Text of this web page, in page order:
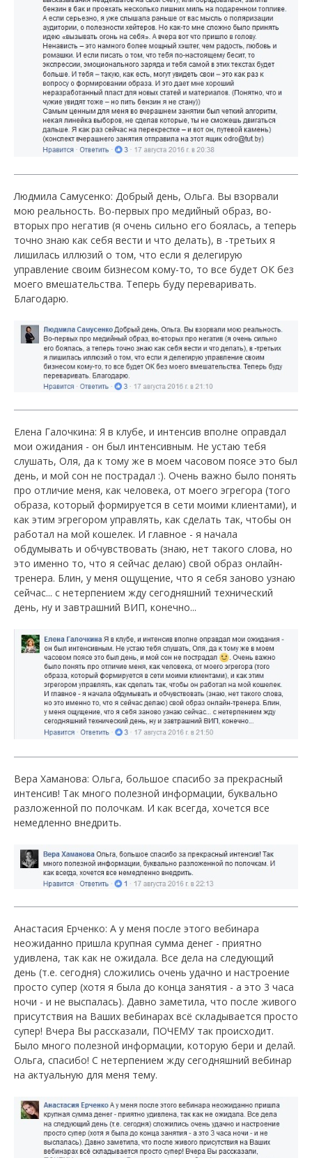
Людмила Самусенко: Добрый день, Ольга. Вы взорвали
мою реальность. Во-первых про медийный образ, во-
вторых про негатив (я очень сильно его боялась, а теперь
точно знаю как себя вести и что делать), в -третьих я
лишилась иллюзий о том, что если я делегирую
управление своим бизнесом кому-то, то все будет ОК без
моего вмешательства. Теперь буду переваривать.
Благодарю.
Елена Галочкина: Я в клубе, и интенсив вполне оправдал
мои ожидания - он был интенсивным. Не устаю тебя
слушать, Оля, да к тому же в моем часовом поясе это был
день, и мой сон не пострадал :). Очень важно было понять
про отличие меня, как человека, от моего эгрегора (того
образа, который формируется в сети моими клиентами), и
как этим эгрегором управлять, как сделать так, чтобы он
работал на мой кошелек. И главное - я начала
обдумывать и обчувствовать (знаю, нет такого слова, но
это именно то, что я сейчас делаю) свой образ онлайн-
тренера. Блин, у меня ощущение, что я себя заново узнаю
сейчас... с нетерпением жду сегодняшний технический
день, ну и завтрашний ВИП, конечно...
Вера Хаманова: Ольга, большое спасибо за прекрасный
интенсив! Так много полезной информации, буквально
разложенной по полочкам. И как всегда, хочется все
немедленно внедрить.
Анастасия Ерченко: А у меня после этого вебинара
неожиданно пришла крупная сумма денег - приятно
удивлена, так как не ожидала. Все дела на следующий
день (т.е. сегодня) сложились очень удачно и настроение
просто супер (хотя я была до конца занятия - а это 3 часа
ночи - и не выспалась). Давно заметила, что после живого
присутствия на Ваших вебинарах всё складывается просто
супер! Вчера Вы рассказали, ПОЧЕМУ так происходит.
Было много полезной информации, которую бери и делай.
Ольга, спасибо! С нетерпением жду сегодняшний вебинар
на актуальную для меня тему.